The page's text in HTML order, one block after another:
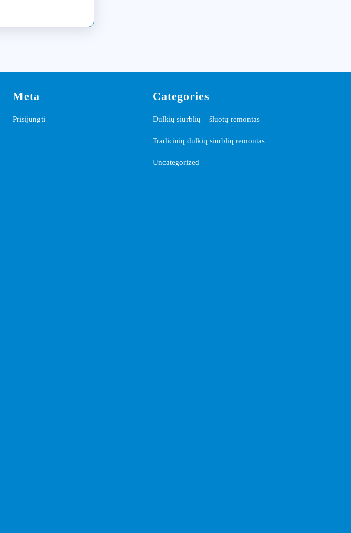
Meta
Prisijungti
Categories
Dulkių siurblių – šluotų remontas
Tradicinių dulkių siurblių remontas
Uncategorized